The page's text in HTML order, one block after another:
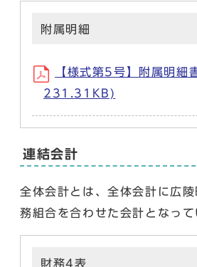
附属明細
【様式第5号】附属明細
231.31KB)
連結会計
全体会計とは、全体会計に広
務組合を合わせた会計となって
財務4表